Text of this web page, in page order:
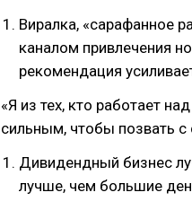
Виралка, «сарафанное
каналом привлечения
рекомендация
«Я из тех, кто работает
сильным, чтобы позвать с
Дивидендный бизнес
лучше, чем большие